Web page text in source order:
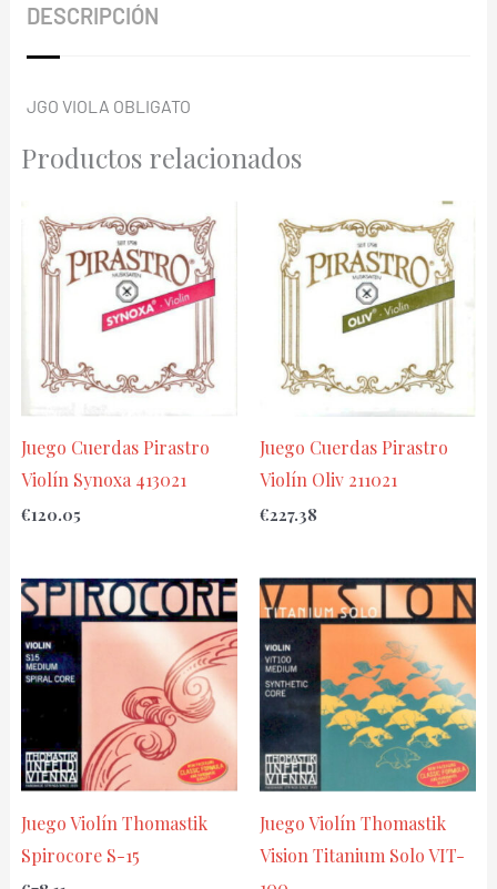
DESCRIPCIÓN
JGO VIOLA OBLIGATO
Productos relacionados
Juego Cuerdas Pirastro
Violín Synoxa 413021
€120.05
Juego Cuerdas Pirastro
Violín Oliv 211021
€227.38
Juego Violín Thomastik
Spirocore S-15
Juego Violín Thomastik
Vision Titanium Solo VIT-